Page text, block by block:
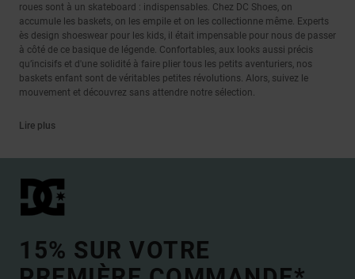
roues sont à un skateboard : indispensables. Chez DC Shoes, on
accumule les baskets, on les empile et on les collectionne même. Experts
ès design shoeswear pour les kids, il était impensable pour nous de passer
à côté de ce basique de légende. Confortables, aux looks aussi précis
qu’incisifs et d'une solidité à faire plier tous les petits aventuriers, nos
baskets enfant sont de véritables petites révolutions. Alors, suivez le
mouvement et découvrez sans attendre notre sélection.
Lire plus
15% SUR VOTRE